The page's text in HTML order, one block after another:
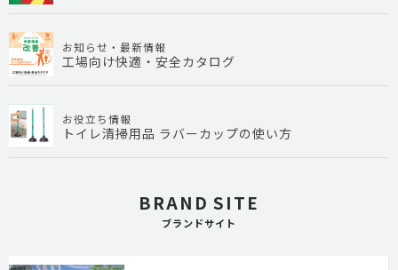
お知らせ・最新情報
工場向け快適・安全カタログ
お役立ち情報
トイレ清掃用品 ラバーカップの使い方
BRAND SITE
ブランドサイト